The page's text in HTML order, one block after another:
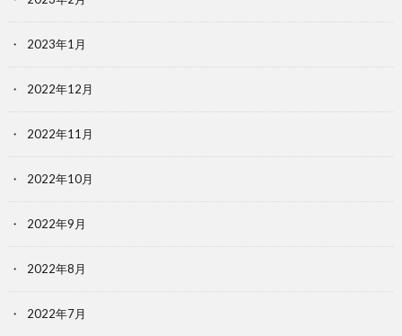
2023年1月
2022年12月
2022年11月
2022年10月
2022年9月
2022年8月
2022年7月